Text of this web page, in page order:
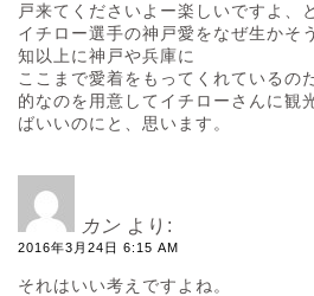
戸来てくださいよー楽しいですよ、
イチロー選手の神戸愛をなぜ生かそ
知以上に神戸や兵庫に
ここまで愛着をもってくれているの
的なのを用意してイチローさんに観
ばいいのにと、思います。
カン より:
2016年3月24日 6:15 AM
それはいい考えですよね。